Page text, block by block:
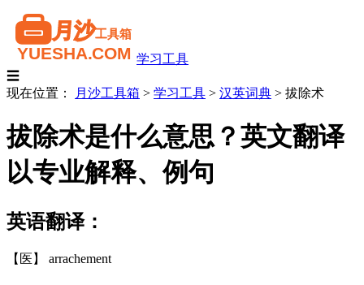
学习工具
☰
现在位置：
月沙工具箱 > 学习工具 > 汉英词典 > 拔除术
拔除术是什么意思？英文翻译
以专业解释、例句
英语翻译：
【医】 arrachement